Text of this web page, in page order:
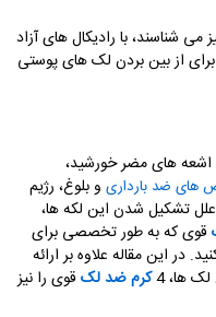
می شناسند، با رادیکال های آزاد
از بین بردن لک های پوستی
اشعه های مضر خورشید،
ضد بارداری و بلوغ، رژیم
تشکیل شدن این لکه ها،
قوی که به طور تخصصی برای
در این مقاله علاوه بر ارائه
ها، 4 کرم ضد لک قوی را نیز